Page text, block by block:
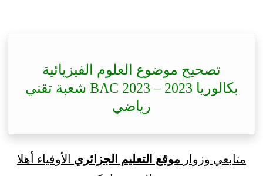
تصحيح موضوع العلوم الفيزيائية
بكالوريا 2023 – BAC 2023 شعبة تقني
رياضي
متابعي وزوار موقع التعليم الجزائري الأوفياء أهلا